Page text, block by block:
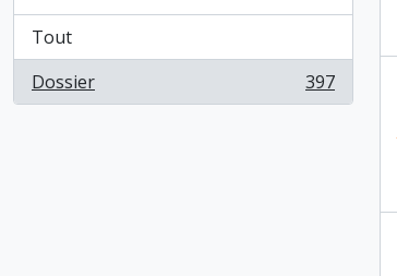
Tout
Dossier
, 397 résultats 397